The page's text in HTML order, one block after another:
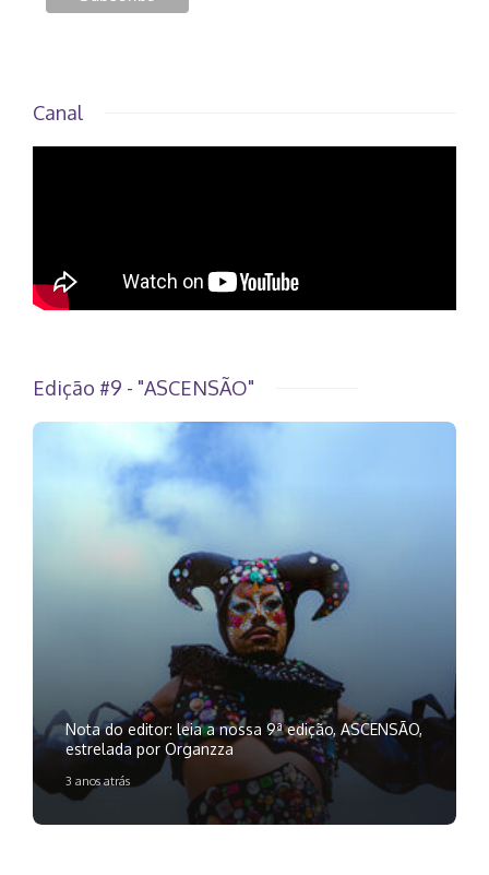
Canal
Edição #9 - "ASCENSÃO"
Nota do editor: leia a nossa 9ª edição, ASCENSÃO,
estrelada por Organzza
3 anos atrás